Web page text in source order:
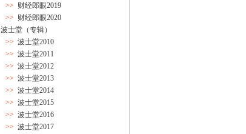
>> 财经郎眼2019
>> 财经郎眼2020
波士堂（专辑）
>> 波士堂2010
>> 波士堂2011
>> 波士堂2012
>> 波士堂2013
>> 波士堂2014
>> 波士堂2015
>> 波士堂2016
>> 波士堂2017